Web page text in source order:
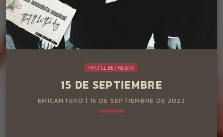
THAT'LL BE THE DAY
15 DE SEPTIEMBRE
EMICANTERO | 15 DE SEPTIEMBRE DE 2022